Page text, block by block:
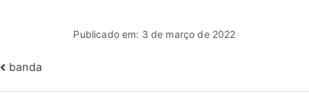
Publicado em: 3 de março de 2022
banda